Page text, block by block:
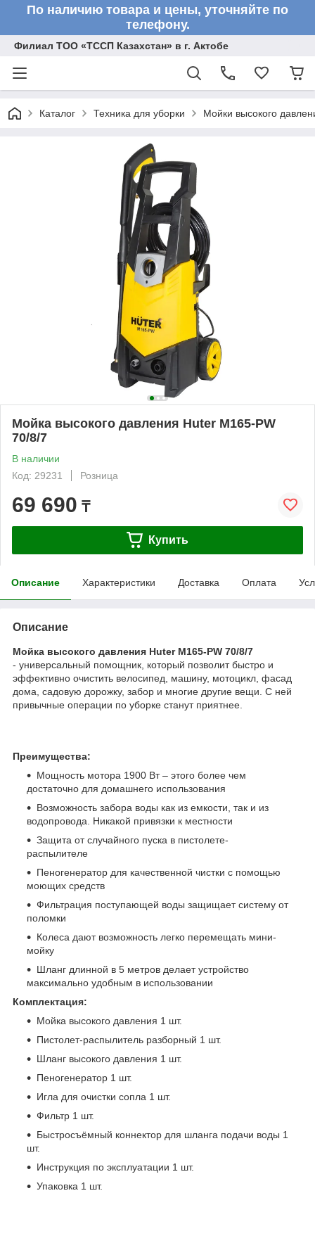
По наличию товара и цены, уточняйте по
телефону.
Филиал ТОО «ТССП Казахстан» в г. Актобе
Каталог Техника для уборки Мойки высокого
Мойка высокого давления Huter M165-PW
70/8/7
В наличии
Код: 29231
Розница
69 690 ₸
Купить
Описание Характеристики Доставка Оплата
Описание
Мойка высокого давления Huter M165-PW 70/8/7
- универсальный помощник, который позволит быстро и
эффективно очистить велосипед, машину, мотоцикл, фасад
дома, садовую дорожку, забор и многие другие вещи. С ней
привычные операции по уборке станут приятнее.
Преимущества:
Мощность мотора 1900 Вт – этого более чем
достаточно для домашнего использования
Возможность забора воды как из емкости, так и из
водопровода. Никакой привязки к местности
Защита от случайного пуска в пистолете-
распылителе
Пеногенератор для качественной чистки с помощью
моющих средств
Фильтрация поступающей воды защищает систему от
поломки
Колеса дают возможность легко перемещать мини-
мойку
Шланг длинной в 5 метров делает устройство
максимально удобным в использовании
Комплектация:
Мойка высокого давления 1 шт.
Пистолет-распылитель разборный 1 шт.
Шланг высокого давления 1 шт.
Пеногенератор 1 шт.
Игла для очистки сопла 1 шт.
Фильтр 1 шт.
Быстросъёмный коннектор для шланга подачи воды 1
шт.
Инструкция по эксплуатации 1 шт.
Упаковка 1 шт.